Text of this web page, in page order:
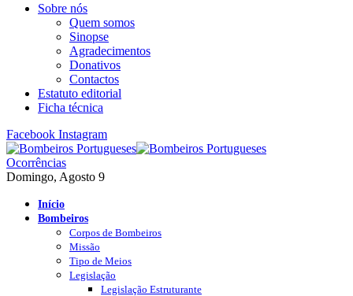
Sobre nós
Quem somos
Sinopse
Agradecimentos
Donativos
Contactos
Estatuto editorial
Ficha técnica
Facebook Instagram
Ocorrências
Domingo, Agosto 9
Início
Bombeiros
Corpos de Bombeiros
Missão
Tipo de Meios
Legislação
Legislação Estruturante